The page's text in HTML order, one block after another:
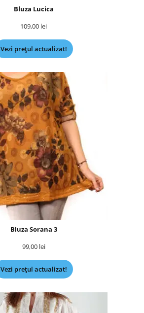
Bluza Lucica
109,00 lei
Vezi prețul actualizat!
Bluza Sorana 3
99,00 lei
Vezi prețul actualizat!